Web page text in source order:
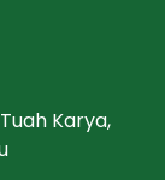
Karya,